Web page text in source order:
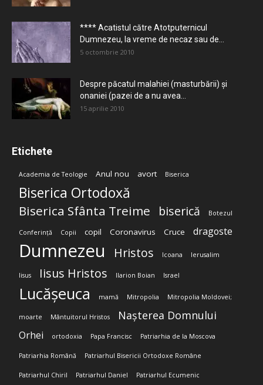
**** Acatistul către Atotputernicul
Dumnezeu, la vreme de necaz sau de...
5 octombrie 2010
Despre păcatul malahiei (masturbării) şi
onaniei (pazei de a nu avea...
15 aprilie 2010
Etichete
Academia de Teologie Anul nou avort Biserica
Biserica Ortodoxă
Biserica Sfânta Treime biserică Botezul
Conferință Copii copil Coronavirus Cruce dragoste
Dumnezeu Hristos Icoana Ierusalim
Iisus Iisus Hristos Ilarion Boian Israel
Lucășeuca mamă Mitropolia Mitropolia Moldovei;
moarte Mântuitorul Hristos Nașterea Domnului
Orhei ortodoxia Papa Francisc Patriarhia de la Moscova
Patriarhia Română Patriarhul Bisericii Ortodoxe Române
Patriarhul Chiril Patriarhul Daniel Patriarhul Ecumenic